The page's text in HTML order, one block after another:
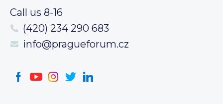
Call us 8-16
(420) 234 290 683
info@pragueforum.cz